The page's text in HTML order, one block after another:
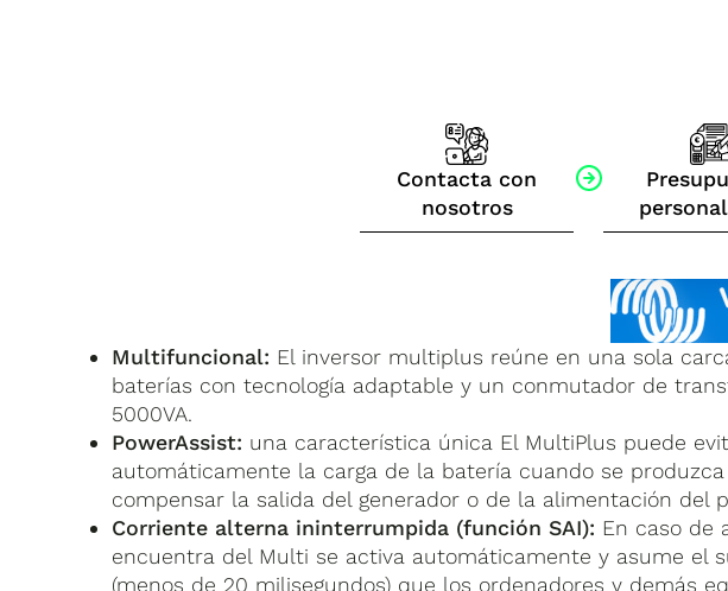
Contacta con
nosotros
Multifuncional: El inversor multiplus reúne en una sola
baterías con tecnología adaptable y un conmutador de
5000VA.
PowerAssist: una característica única El MultiPlus puede
automáticamente la carga de la batería cuando se
compensar la salida del generador o de la alimentación del
Corriente alterna ininterrumpida (función SAI): En caso de
encuentra del Multi se activa automáticamente y asume el
(menos de 20 milisegundos) que los ordenadores y demás